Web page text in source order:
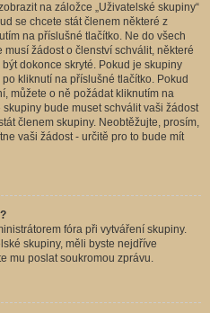
na záložce „Uživatelské skupiny“
se chcete stát členem některé z
na příslušné tlačítko. Ne do všech
žádost o členství schválit, některé
dokonce skryté. Pokud je skupiny
kliknutí na příslušné tlačítko. Pokud
můžete o ně požádat kliknutím na
bude muset schválit vaši žádost
členem skupiny. Neobtěžujte, prosím,
vaši žádost - určitě pro to bude mít
fóra při vytváření skupiny.
skupiny, měli byste nejdříve
mu poslat soukromou zprávu.